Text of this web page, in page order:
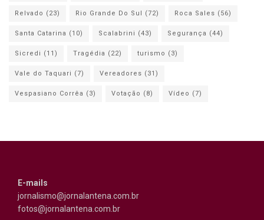
Relvado (23) Rio Grande Do Sul (72) Roca Sales (56)
Santa Catarina (10) Scalabrini (43) Segurança (44)
Sicredi (11) Tragédia (22) turismo (3)
Vale do Taquari (7) Vereadores (31)
Vespasiano Corrêa (3) Votação (8) Vídeo (7)
E-mails
jornalismo@jornalantena.com.br
fotos@jornalantena.com.br